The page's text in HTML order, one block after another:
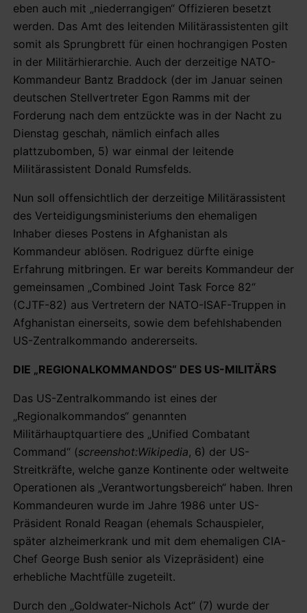
eben auch mit „niederrangigen“ Offizieren besetzt
werden. Das Amt des leitenden Militärassistenten gilt
somit als Sprungbrett für einen hochrangigen Posten
in der Militärhierarchie. Auch der derzeitige NATO-
Kommandeur Bantz Braddock (der im Januar seinen
deutschen Stellvertreter Egon Ramms mit der
Forderung nach dem entzückte was in der Nacht zu
Dienstag geschah, nämlich einfach alles
plattzubomben, 5) war einmal der leitende
Militärassistent Donald Rumsfelds.
Nun soll offensichtlich der derzeitige Militärassistent
des Verteidigungsministeriums den ehemaligen
Inhaber dieses Postens in Afghanistan als
Kommandeur ablösen. Rodriguez dürfte einige
Erfahrung mitbringen. Er war bereits Kommandeur der
gemeinsamen „Combined Joint Task Force 82“
(CJTF-82) aus Vertretern der NATO-ISAF-Truppen in
Afghanistan einerseits, sowie dem befehlshabenden
US-Zentralkommando andererseits.
DIE „REGIONALKOMMANDOS“ DES US-MILITÄRS
Das US-Zentralkommando ist eines der
„Regionalkommandos“ genannten
Militärhauptquartiere des „Unified Combatant
Command“ (screenshot:Wikipedia, 6) der US-
Streitkräfte, welche ganze Kontinente oder weltweite
Operationen als „Verantwortungsbereich“ haben. Ihren
Kommandeuren wurde im Jahre 1986 unter US-
Präsident Ronald Reagan (ehemals Schauspieler,
später alzheimerkrank und mit dem ehemaligen CIA-
Chef George Bush senior als Vizepräsident) eine
erhebliche Machtfülle zugeteilt.
Durch den „Goldwater-Nichols Act“ (7) wurde der